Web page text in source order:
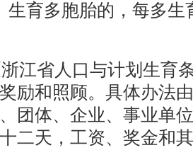
生育多胞胎的，每多
江省人口与计划生育
励和照顾。具体办法
团体、企业、事业单
二天，工资、奖金和